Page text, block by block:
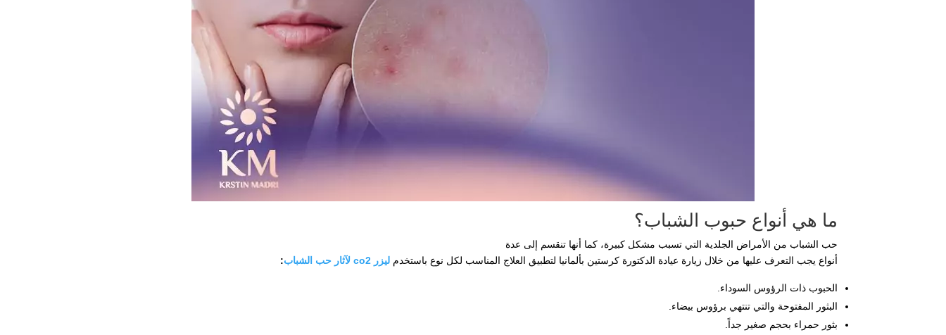
ما هي أنواع حبوب الشباب؟
حب الشباب من الأمراض الجلدية التي تسبب مشكل كبيرة، كما أنها تنقسم إلى عدة
أنواع يجب التعرف عليها من خلال زيارة عيادة الدكتورة كرستين بألمانيا لتطبيق العلاج المناسب لكل نوع باستخدمليزر co2 لآثار حب الشباب :
الحبوب ذات الرؤوس السوداء.
البثور المفتوحة والتي تنتهي برؤوس بيضاء.
بثور حمراء بحجم صغير جداً.